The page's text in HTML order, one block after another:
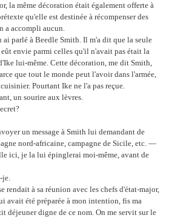
la même décoration était également offerte à
qu'elle est destinée à récompenser des
a accompli aucun.
parlé à Beedle Smith. Il m'a dit que la seule
envie parmi celles qu'il n'avait pas était la
lui-même. Cette décoration, me dit Smith,
que tout le monde peut l'avoir dans l'armée,
Pourtant Ike ne l'a pas reçue.
un sourire aux lèvres.
un message à Smith lui demandant de
nord-africaine, campagne de Sicile, etc. —
ici, je la lui épinglerai moi-même, avant de
je.
rendait à sa réunion avec les chefs d'état-major,
avait été préparée à mon intention, fis ma
déjeuner digne de ce nom. On me servit sur le